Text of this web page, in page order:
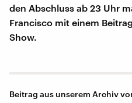
den Abschluss ab 23 Uhr
Francisco mit einem
Show.
Beitrag aus unserem Archiv